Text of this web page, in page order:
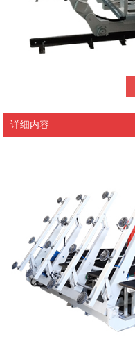
详细内容